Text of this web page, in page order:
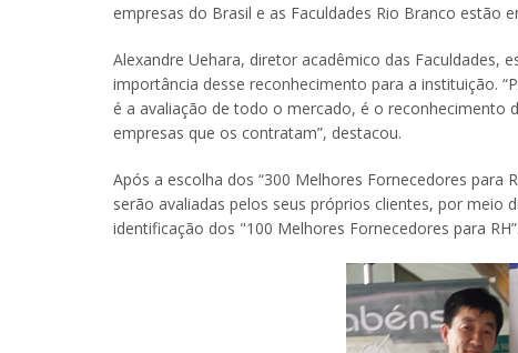
empresas do Brasil e as Faculdades Rio Branco estão
Alexandre Uehara, diretor acadêmico das Faculdades,
importância desse reconhecimento para a instituição.
é a avaliação de todo o mercado, é o reconhecimento
empresas que os contratam”, destacou.
Após a escolha dos “300 Melhores Fornecedores para
serão avaliadas pelos seus próprios clientes, por
identificação dos "100 Melhores Fornecedores para RH”.